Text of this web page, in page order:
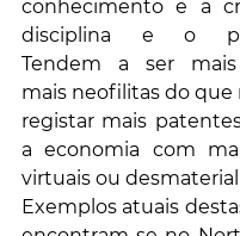
conhecimento e a
disciplina e o
Tendem a ser mais
mais neofilitas do que
registar mais
a economia com
virtuais ou
Exemplos atuais